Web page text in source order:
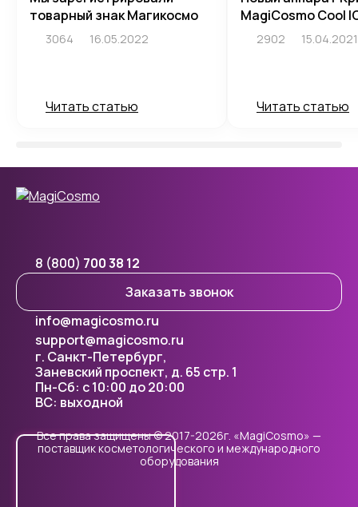
товарный знак Магикосмо
3064 16.05.2022
Читать статью
MagiCosmo Cool
2902 15.04.2021
Читать статью
8 (800) 700 38 12
Заказать звонок
г. Санкт-Петербург,
Заневский проспект, д. 65 стр. 1
info@magicosmo.ru
support@magicosmo.ru
Пн-Сб: с 10:00 до 20:00
ВС: выходной
Все права защищены © 2017-2026г. «MagiCosmo» —
поставщик косметологического и международного
оборудования